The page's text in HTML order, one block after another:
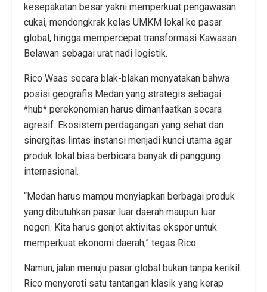
kesepakatan besar yakni memperkuat pengawasan
cukai, mendongkrak kelas UMKM lokal ke pasar
global, hingga mempercepat transformasi Kawasan
Belawan sebagai urat nadi logistik.
Rico Waas secara blak-blakan menyatakan bahwa
posisi geografis Medan yang strategis sebagai
*hub* perekonomian harus dimanfaatkan secara
agresif. Ekosistem perdagangan yang sehat dan
sinergitas lintas instansi menjadi kunci utama agar
produk lokal bisa berbicara banyak di panggung
internasional.
“Medan harus mampu menyiapkan berbagai produk
yang dibutuhkan pasar luar daerah maupun luar
negeri. Kita harus genjot aktivitas ekspor untuk
memperkuat ekonomi daerah,” tegas Rico.
Namun, jalan menuju pasar global bukan tanpa kerikil.
Rico menyoroti satu tantangan klasik yang kerap